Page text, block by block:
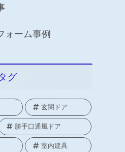
ォーム事例
グ
玄関ドア
勝手口通風ドア
室内建具